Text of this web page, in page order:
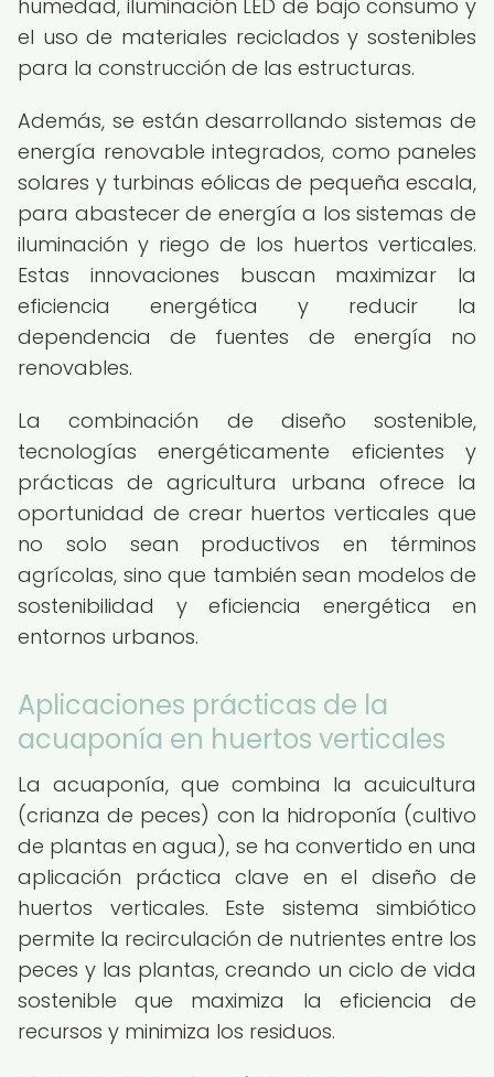
humedad, iluminación LED de bajo consumo y
el uso de materiales reciclados y sostenibles
para la construcción de las estructuras.
Además, se están desarrollando sistemas de
energía renovable integrados, como paneles
solares y turbinas eólicas de pequeña escala,
para abastecer de energía a los sistemas de
iluminación y riego de los huertos verticales.
Estas innovaciones buscan maximizar la
eficiencia energética y reducir la
dependencia de fuentes de energía no
renovables.
La combinación de diseño sostenible,
tecnologías energéticamente eficientes y
prácticas de agricultura urbana ofrece la
oportunidad de crear huertos verticales que
no solo sean productivos en términos
agrícolas, sino que también sean modelos de
sostenibilidad y eficiencia energética en
entornos urbanos.
Aplicaciones prácticas de la
acuaponía en huertos verticales
La acuaponía, que combina la acuicultura
(crianza de peces) con la hidroponía (cultivo
de plantas en agua), se ha convertido en una
aplicación práctica clave en el diseño de
huertos verticales. Este sistema simbiótico
permite la recirculación de nutrientes entre los
peces y las plantas, creando un ciclo de vida
sostenible que maximiza la eficiencia de
recursos y minimiza los residuos.